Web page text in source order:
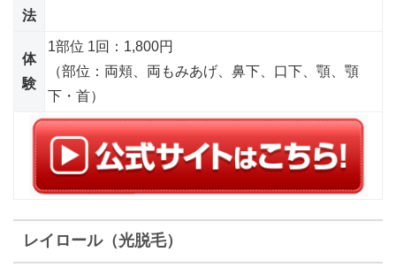
法
体
験
1部位 1回：1,800円
（部位：両頬、両もみあげ、鼻下、口下、顎、顎
下・首）
レイロール（光脱毛）